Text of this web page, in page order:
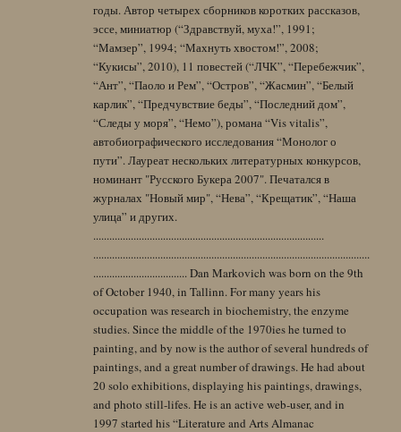
годы. Автор четырех сборников коротких рассказов,
эссе, миниатюр (“Здравствуй, муха!”, 1991;
“Мамзер”, 1994; “Махнуть хвостом!”, 2008;
“Кукисы”, 2010), 11 повестей (“ЛЧК”, “Перебежчик”,
“Ант”, “Паоло и Рем”, “Остров”, “Жасмин”, “Белый
карлик”, “Предчувствие беды”, “Последний дом”,
“Следы у моря”, “Немо”), романа “Vis vitalis”,
автобиографического исследования “Монолог о
пути”. Лауреат нескольких литературных конкурсов,
номинант "Русского Букера 2007". Печатался в
журналах "Новый мир", “Нева”, “Крещатик”, “Наша
улица” и других.
......................................................................................
.......................................................................................................
................................... Dan Markovich was born on the 9th
of October 1940, in Tallinn. For many years his
occupation was research in biochemistry, the enzyme
studies. Since the middle of the 1970ies he turned to
painting, and by now is the author of several hundreds of
paintings, and a great number of drawings. He had about
20 solo exhibitions, displaying his paintings, drawings,
and photo still-lifes. He is an active web-user, and in
1997 started his “Literature and Arts Almanac